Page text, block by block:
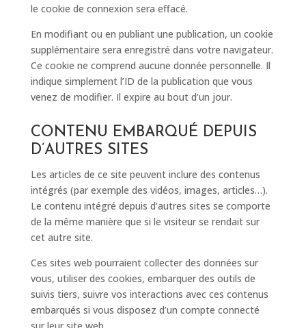
le cookie de connexion sera effacé.
En modifiant ou en publiant une publication, un cookie
supplémentaire sera enregistré dans votre navigateur.
Ce cookie ne comprend aucune donnée personnelle. Il
indique simplement l’ID de la publication que vous
venez de modifier. Il expire au bout d’un jour.
CONTENU EMBARQUÉ DEPUIS
D’AUTRES SITES
Les articles de ce site peuvent inclure des contenus
intégrés (par exemple des vidéos, images, articles…).
Le contenu intégré depuis d’autres sites se comporte
de la même manière que si le visiteur se rendait sur
cet autre site.
Ces sites web pourraient collecter des données sur
vous, utiliser des cookies, embarquer des outils de
suivis tiers, suivre vos interactions avec ces contenus
embarqués si vous disposez d’un compte connecté